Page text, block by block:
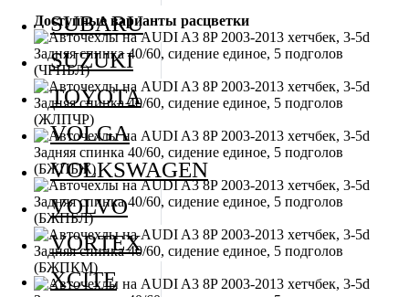
Доступные варианты расцветки
SUBARU
SUZUKI
TOYOTA
VOLGA
VOLKSWAGEN
VOLVO
VORTEX
XCITE